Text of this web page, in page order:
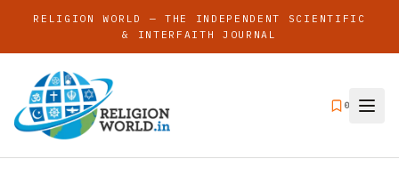
RELIGION WORLD — THE INDEPENDENT SCIENTIFIC
& INTERFAITH JOURNAL
0